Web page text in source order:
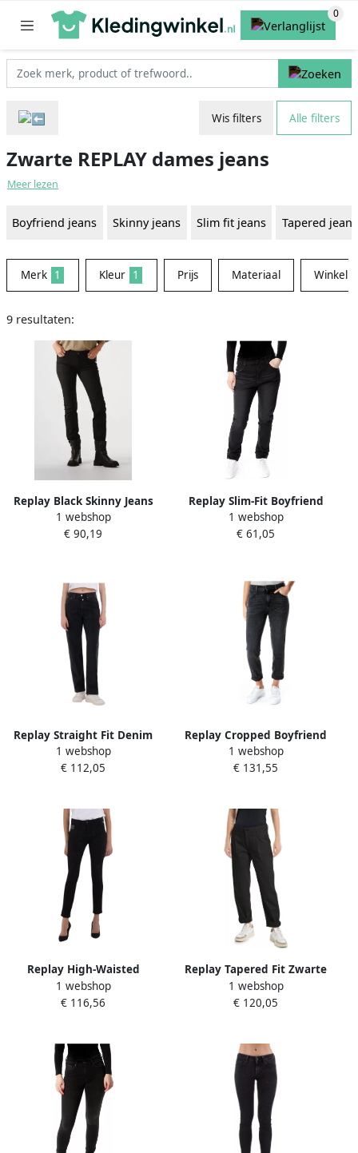
Wis filters Alle filters
Zwarte REPLAY dames jeans
Meer lezen
Boyfriend jeans Skinny jeans Slim fit jeans Tapered jeans
Merk 1 Kleur 1 Prijs Materiaal Winkel
9 resultaten:
Replay Black Skinny Jeans
New Luz Pants Black Dames
1 webshop
€ 90,19
Replay Slim-Fit Boyfriend
Jeans Black Dames
1 webshop
€ 61,05
Replay Straight Fit Denim
Jeans Black Dames
1 webshop
€ 112,05
Replay Cropped Boyfriend
Jeans Black Dames
1 webshop
€ 131,55
Replay High-Waisted
Stretchy Slim Fit Jeans Black
Dames
1 webshop
€ 116,56
Replay Tapered Fit Zwarte
Jeans Zwart Dames
1 webshop
€ 120,05